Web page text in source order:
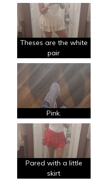
Attractive Design
Breathe Well
Comfortable
Durable
Stylish
Beste toepassingen
Casual Wear
Travel
Width
Feels
Sizing
Feels
Theses are the white
pair
Pink.
Pared with a little
skirt